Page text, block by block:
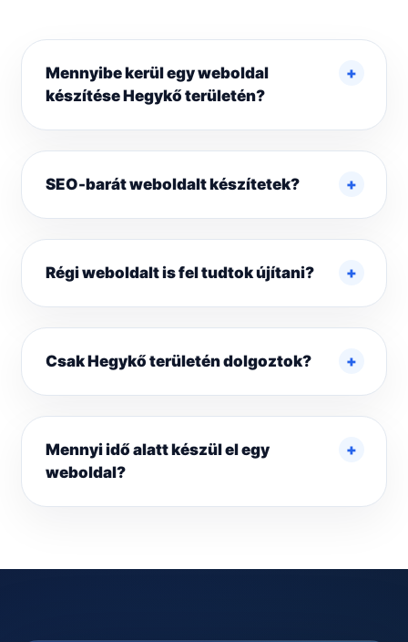
Mennyibe kerül egy weboldal
készítése Hegykő területén?
SEO-barát weboldalt készítetek?
Régi weboldalt is fel tudtok újítani?
Csak Hegykő területén dolgoztok?
Mennyi idő alatt készül el egy
weboldal?